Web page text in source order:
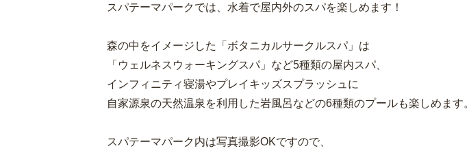
スパテーマパークでは、水着で屋内外のスパを楽しめます！
森の中をイメージした「ボタニカルサークルスパ」は
「ウェルネスウォーキングスパ」など5種類の屋内スパ、
インフィニティ寝湯やプレイキッズスプラッシュに
自家源泉の天然温泉を利用した岩風呂などの6種類のプールも楽しめます。
スパテーマパーク内は写真撮影OKですので、